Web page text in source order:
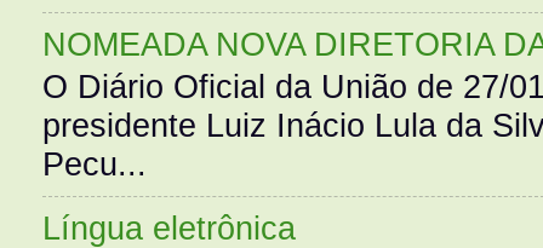
NOMEADA NOVA DIRETORIA
O Diário Oficial da União de 27/
presidente Luiz Inácio Lula da
Pecu...
Língua eletrônica